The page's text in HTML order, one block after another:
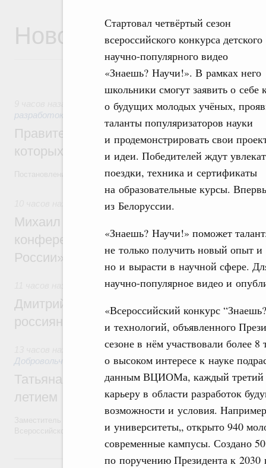
Стартовал четвёртый сезон
всероссийского конкурса детского
научно-популярного видео
«Знаешь? Научи!». В рамках него
школьники смогут заявить о себе
о будущих молодых учёных,
таланты популяризаторов науки
и продемонстрировать свои
и идеи. Победителей ждут
поездки, техника и сертификаты
на образовательные курсы.
из Белоруссии.
«Знаешь? Научи!» поможет
не только получить новый опыт
но и вырасти в научной сфере.
научно-популярное видео и
«Всероссийский конкурс
и технологий, объявленного
сезоне в нём участвовали более
о высоком интересе к науке
данным ВЦИОМа, каждый третий
карьеру в области разработок
возможности и условия.
и университеты„ открыто 940
современные кампусы. Создано
по поручению Президента к 2030
Новости
Государственная политика в сфере
разработок
Правительство расширило перечень
которых освобождаются от НДФЛ
Постановление от 5 августа 2026 года №978
Отрасль информационных технологий
Михаил Мишустин дал поручения по
конференции «Цифровая индустрия
России»
Спорт высших достижений и массовый
Дмитрий Чернышенко и Михаил
россиян с Днём физкультурника
Социальные инновации. Некоммерческие
Добровольчество и волонтёрство. Благотворительность
Татьяна Голикова поздравила
летием
Всероссийского общественного движения «Волонтёры-медики» с
Вчера